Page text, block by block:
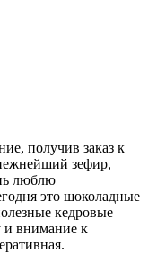
получив заказ к
зефир,
люблю
это шоколадные
кедровые
и внимание к